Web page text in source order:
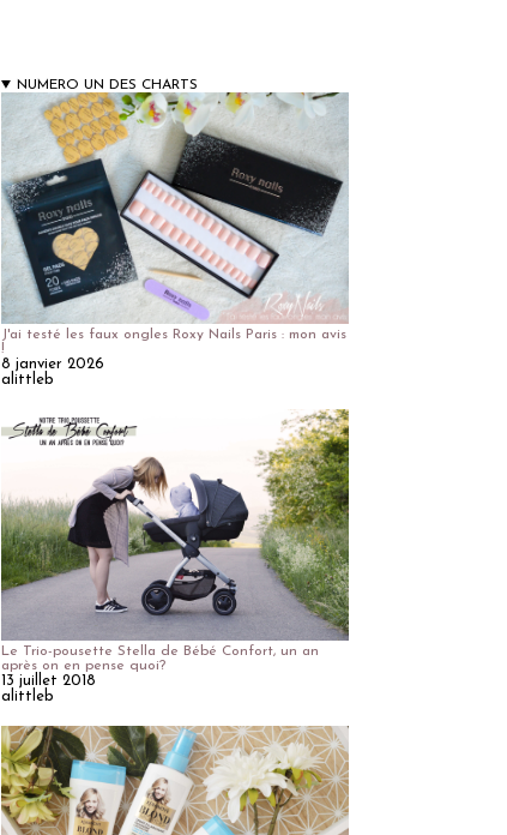
NUMERO UN DES CHARTS
J'ai testé les faux ongles Roxy Nails Paris : mon avis
!
8 janvier 2026
alittleb
Le Trio-pousette Stella de Bébé Confort, un an
après on en pense quoi?
13 juillet 2018
alittleb